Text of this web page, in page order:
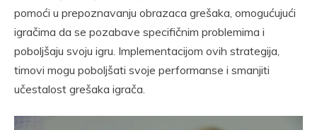
pomoći u prepoznavanju obrazaca grešaka, omogućujući
igračima da se pozabave specifičnim problemima i
poboljšaju svoju igru. Implementacijom ovih strategija,
timovi mogu poboljšati svoje performanse i smanjiti
učestalost grešaka igrača.